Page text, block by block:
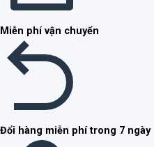
Miễn phí vận chuyển
Đổi hàng miễn phí trong 7 ngày